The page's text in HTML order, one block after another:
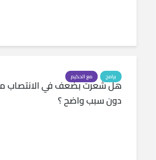
برامج مع الحكيم
هل شعرت بضعف في الانتصاب
دون سبب واضح ؟